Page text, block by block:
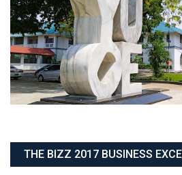
THE BIZZ 2017 BUSINESS